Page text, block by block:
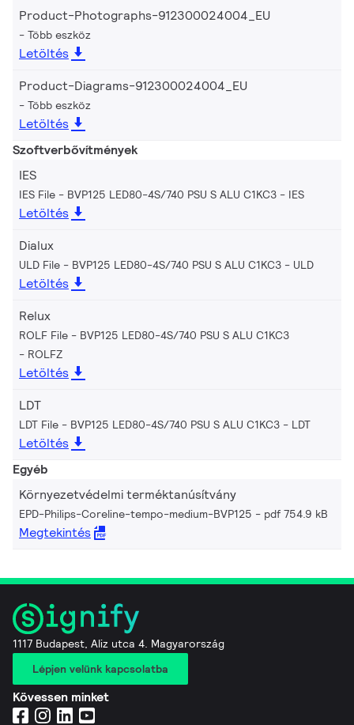
Product-Photographs-912300024004_EU
Több eszköz
Letöltés
Product-Diagrams-912300024004_EU
Több eszköz
Letöltés
Szoftverbővítmények
IES
IES File - BVP125 LED80-4S/740 PSU S ALU C1KC3 IES
Letöltés
Dialux
ULD File - BVP125 LED80-4S/740 PSU S ALU C1KC3 ULD
Letöltés
Relux
ROLF File - BVP125 LED80-4S/740 PSU S ALU C1KC3
ROLFZ
Letöltés
LDT
LDT File - BVP125 LED80-4S/740 PSU S ALU C1KC3 LDT
Letöltés
Egyéb
Környezetvédelmi terméktanúsítvány
EPD-Philips-Coreline-tempo-medium-BVP125 pdf 754.9 kB
Megtekintés
1117 Budapest, Aliz utca 4. Magyarország
Lépjen velünk kapcsolatba
Kövessen minket